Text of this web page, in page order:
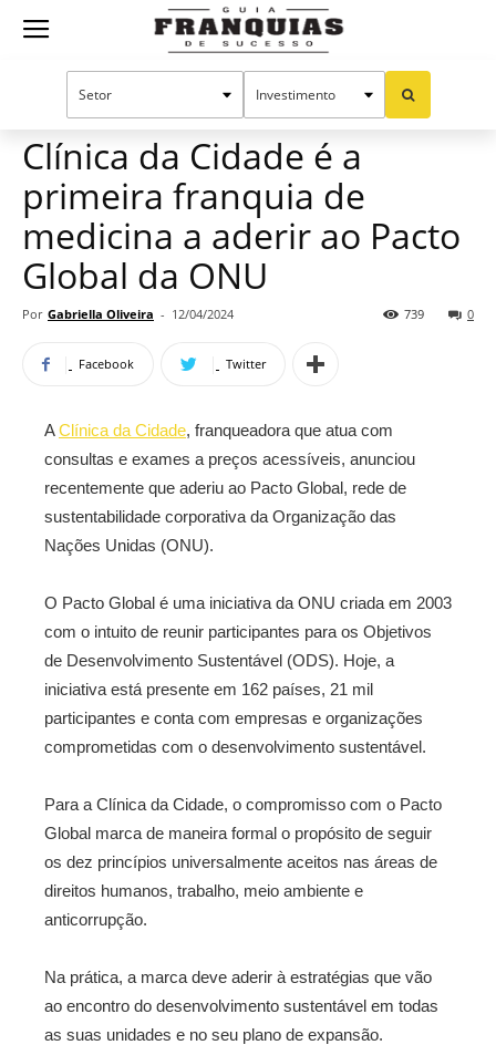
Guia
Sucesso
Mercado de franquias
Clínica da Cidade é a
primeira franquia de
medicina a aderir ao Pacto
Global da ONU
Por Gabriella Oliveira - 12/04/2024 0
739
Facebook Twitter
AClínica da Cidade, franqueadora que atua com
consultas e exames a preços acessíveis, anunciou
recentemente que aderiu ao Pacto Global, rede de
sustentabilidade corporativa da Organização das
Nações Unidas (ONU).
O Pacto Global é uma iniciativa da ONU criada em 2003
com o intuito de reunir participantes para os Objetivos
de Desenvolvimento Sustentável (ODS). Hoje, a
iniciativa está presente em 162 países, 21 mil
participantes e conta com empresas e organizações
comprometidas com o desenvolvimento sustentável.
Para a Clínica da Cidade, o compromisso com o Pacto
Global marca de maneira formal o propósito de seguir
os dez princípios universalmente aceitos nas áreas de
direitos humanos, trabalho, meio ambiente e
anticorrupção.
Na prática, a marca deve aderir à estratégias que vão
ao encontro do desenvolvimento sustentável em todas
as suas unidades e no seu plano de expansão.